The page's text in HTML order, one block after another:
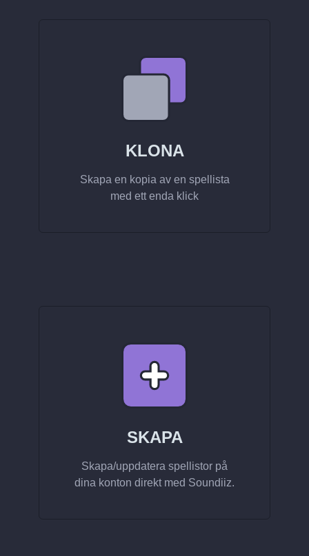
KLONA
Skapa en kopia av en spellista
med ett enda klick
SKAPA
Skapa/uppdatera spellistor på
dina konton direkt med Soundiiz.